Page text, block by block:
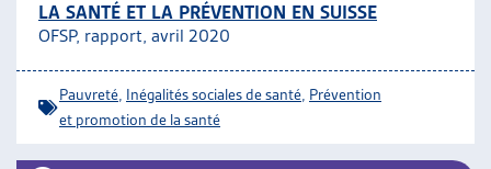
LA SANTÉ ET LA PRÉVENTION EN SUISSE
OFSP, rapport, avril 2020
Pauvreté Inégalités sociales de santé Prévention
et promotion de la santé